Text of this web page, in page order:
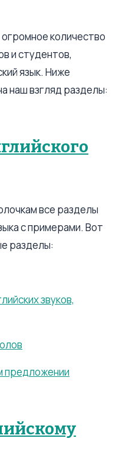
количество
и студентов,
язык. Ниже
наш взгляд разделы:
все разделы
с примерами. Вот
разделы:
звуков,
предложении